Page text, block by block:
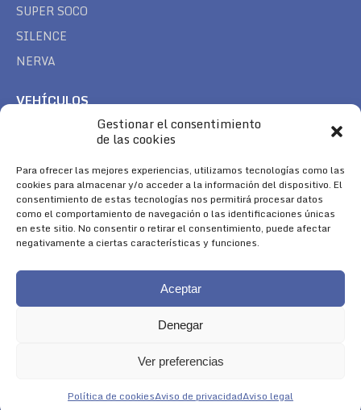
Gestionar el consentimiento
de las cookies
Para ofrecer las mejores experiencias, utilizamos tecnologías como las
cookies para almacenar y/o acceder a la información del dispositivo. El
consentimiento de estas tecnologías nos permitirá procesar datos
como el comportamiento de navegación o las identificaciones únicas
en este sitio. No consentir o retirar el consentimiento, puede afectar
negativamente a ciertas características y funciones.
Aceptar
Denegar
Ver preferencias
Política de cookiesAviso de privacidadAviso legal
SUPER SOCO
SILENCE
NERVA
VEHÍCULOS
TREK
SÍGUENOS
Encuéntranos en:
Facebook
page
YouTube
page
Instagram
page
Aviso Legal|Política de Cookies